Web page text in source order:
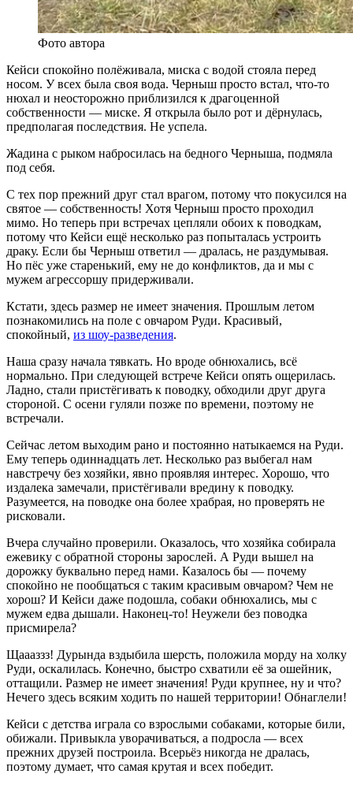
Фото автора
Кейси спокойно полёживала, миска с водой стояла перед
носом. У всех была своя вода. Черныш просто встал, что-то
нюхал и неосторожно приблизился к драгоценной
собственности — миске. Я открыла было рот и дёрнулась,
предполагая последствия. Не успела.
Жадина с рыком набросилась на бедного Черныша, подмяла
под себя.
С тех пор прежний друг стал врагом, потому что покусился на
святое — собственность! Хотя Черныш просто проходил
мимо. Но теперь при встречах цепляли обоих к поводкам,
потому что Кейси ещё несколько раз попыталась устроить
драку. Если бы Черныш ответил — дралась, не раздумывая.
Но пёс уже старенький, ему не до конфликтов, да и мы с
мужем агрессоршу придерживали.
Кстати, здесь размер не имеет значения. Прошлым летом
познакомились на поле с овчаром Руди. Красивый,
спокойный, из шоу-разведения.
Наша сразу начала тявкать. Но вроде обнюхались, всё
нормально. При следующей встрече Кейси опять ощерилась.
Ладно, стали пристёгивать к поводку, обходили друг друга
стороной. С осени гуляли позже по времени, поэтому не
встречали.
Сейчас летом выходим рано и постоянно натыкаемся на Руди.
Ему теперь одиннадцать лет. Несколько раз выбегал нам
навстречу без хозяйки, явно проявляя интерес. Хорошо, что
издалека замечали, пристёгивали вредину к поводку.
Разумеется, на поводке она более храбрая, но проверять не
рисковали.
Вчера случайно проверили. Оказалось, что хозяйка собирала
ежевику с обратной стороны зарослей. А Руди вышел на
дорожку буквально перед нами. Казалось бы — почему
спокойно не пообщаться с таким красивым овчаром? Чем не
хорош? И Кейси даже подошла, собаки обнюхались, мы с
мужем едва дышали. Наконец-то! Неужели без поводка
присмирела?
Щаааззз! Дурында вздыбила шерсть, положила морду на холку
Руди, оскалилась. Конечно, быстро схватили её за ошейник,
оттащили. Размер не имеет значения! Руди крупнее, ну и что?
Нечего здесь всяким ходить по нашей территории! Обнаглели!
Кейси с детства играла со взрослыми собаками, которые били,
обижали. Привыкла уворачиваться, а подросла — всех
прежних друзей построила. Всерьёз никогда не дралась,
поэтому думает, что самая крутая и всех победит.